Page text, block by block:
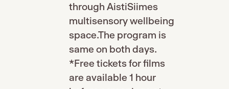
through AistiSiimes
multisensory wellbeing
space.The program is
same on both days.
*Free tickets for films
are available 1 hour